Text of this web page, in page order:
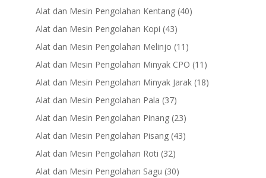
products
Alat dan Mesin Pengolahan Kentang 4040
Alat dan Mesin Pengolahan Kopi 4343
products
Alat dan Mesin Pengolahan Melinjo 11 11
products
Alat dan Mesin Pengolahan Minyak CPO 11 11
products
Alat dan Mesin Pengolahan Minyak Jarak 1818
Alat dan Mesin Pengolahan Pala 3737
products
Alat dan Mesin Pengolahan Pinang 2323
products
Alat dan Mesin Pengolahan Pisang 4343
Alat dan Mesin Pengolahan Roti 3232
products
Alat dan Mesin Pengolahan Sagu 3030